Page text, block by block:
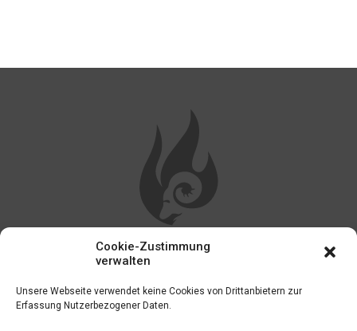
Cookie-Zustimmung
verwalten
Unsere Webseite verwendet keine Cookies von Drittanbietern zur
Erfassung Nutzerbezogener Daten.
WEITERE LINKS
Impressum